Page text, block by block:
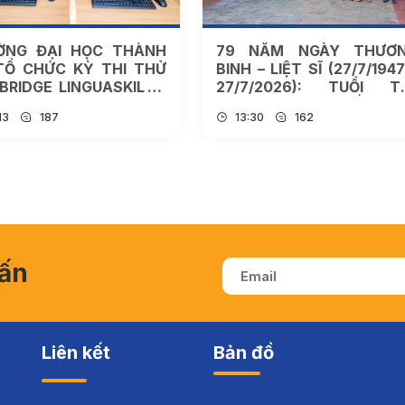
ĐẠI HỌC THÀNH
CHỨC KỲ THI THỬ
LINGUASKILL –
THỨC NĂM
187
79 NĂM NGÀY
BINH – LIỆT SĨ (27/7/
27/7/2026): TUỔI
TRUYỀN THỐNG
13:30 162
Liên kết Bản đồ